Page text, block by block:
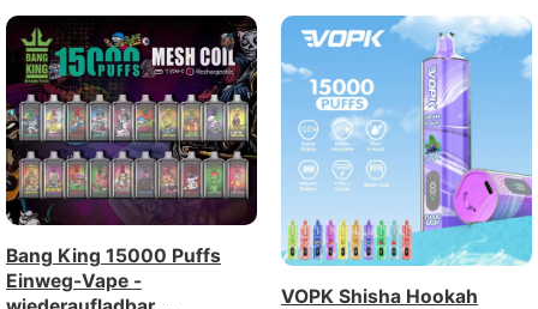
Bang King 15000 Puffs
Einweg-Vape -
VOPK Shisha Hookah